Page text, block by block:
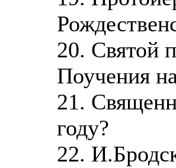
20. Святой
Поучения
21.
году?
22.